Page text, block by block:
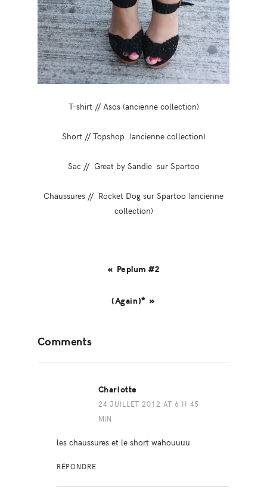
T-shirt // Asos (ancienne collection)
Short // Topshop (ancienne collection)
Sac // Great by Sandie sur Spartoo
Chaussures // Rocket Dog sur Spartoo (ancienne
collection)
« Peplum #2
(Again)* »
Interactions
Comments
Charlotte
24 JUILLET 2012 AT 6 H 45
MIN
les chaussures et le short wahouuuu
RÉPONDRE